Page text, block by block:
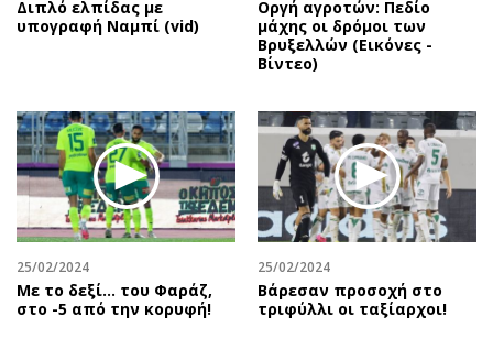
Διπλό ελπίδας με
υπογραφή Ναμπί (vid)
Οργή αγροτών: Πεδίο
μάχης οι δρόμοι των
Βρυξελλών (Εικόνες -
Βίντεο)
25/02/2024
Με το δεξί… του Φαράζ,
στο -5 από την κορυφή!
25/02/2024
Βάρεσαν προσοχή στο
τριφύλλι οι ταξίαρχοι!